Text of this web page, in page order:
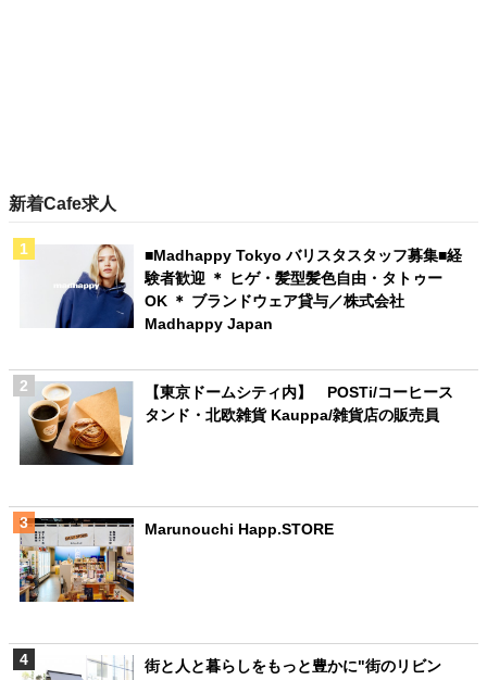
新着Cafe求人
■Madhappy Tokyo バリスタスタッフ募集■経
験者歓迎 ＊ ヒゲ・髪型髪色自由・タトゥー
OK ＊ ブランドウェア貸与／株式会社
Madhappy Japan
【東京ドームシティ内】 POSTi/コーヒース
タンド・北欧雑貨 Kauppa/雑貨店の販売員
Marunouchi Happ.STORE
街と人と暮らしをもっと豊かに"街のリビン